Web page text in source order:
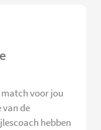
match voor jou
van de
hebben